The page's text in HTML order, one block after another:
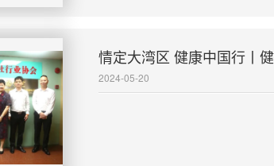
情定大湾区 健康中国行丨
2024-05-20